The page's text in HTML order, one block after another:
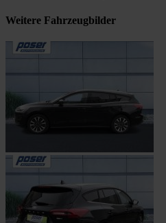
Weitere Fahrzeugbilder